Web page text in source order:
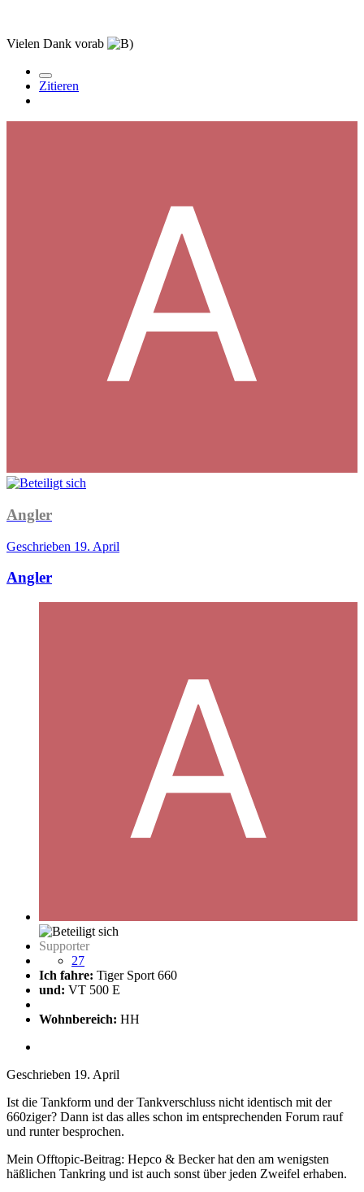
Vielen Dank vorab
Zitieren
Angler
Geschrieben 19. April
Angler
Supporter
27
Ich fahre: Tiger Sport 660
und: VT 500 E
Wohnbereich: HH
Geschrieben 19. April
Ist die Tankform und der Tankverschluss nicht identisch mit der
660ziger? Dann ist das alles schon im entsprechenden Forum rauf
und runter besprochen.
Mein Offtopic-Beitrag: Hepco & Becker hat den am wenigsten
häßlichen Tankring und ist auch sonst über jeden Zweifel erhaben.